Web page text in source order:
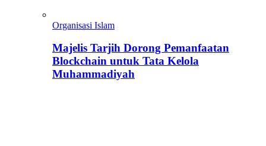
Organisasi Islam
Majelis Tarjih Dorong Pemanfaatan
Blockchain untuk Tata Kelola
Muhammadiyah